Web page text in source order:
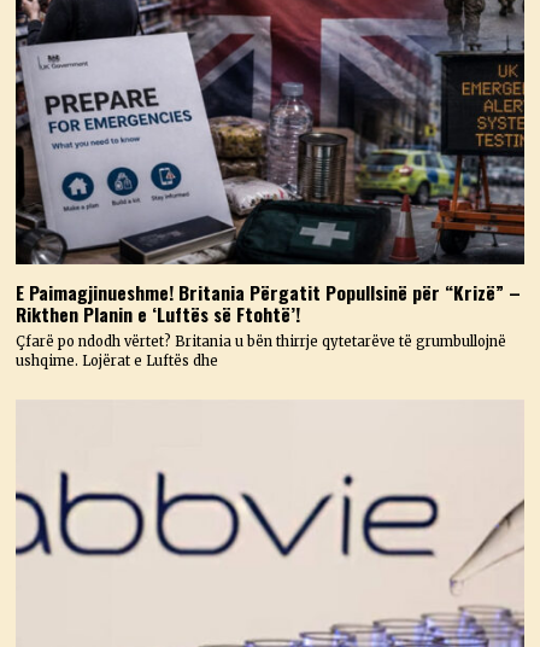
E Paimagjinueshme! Britania Përgatit Popullsinë për “Krizë” –
Rikthen Planin e ‘Luftës së Ftohtë’!
Çfarë po ndodh vërtet? Britania u bën thirrje qytetarëve të grumbullojnë
ushqime. Lojërat e Luftës dhe